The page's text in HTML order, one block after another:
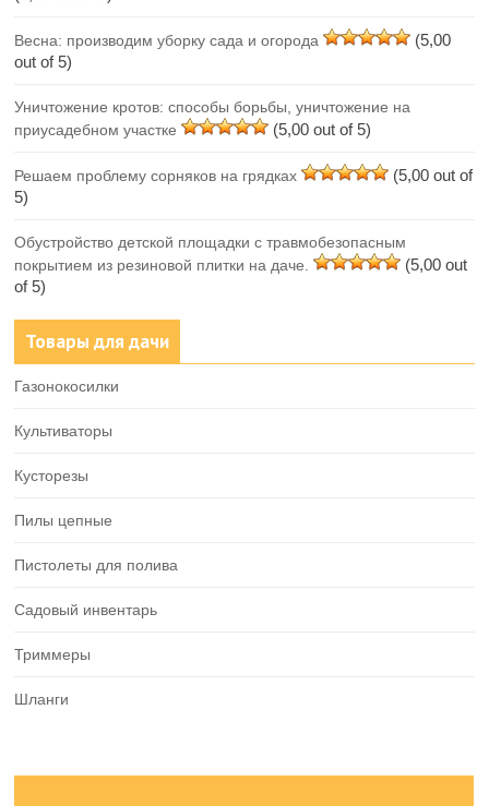
Весна: производим уборку сада и огорода
(5,00
out of 5)
Уничтожение кротов: способы борьбы, уничтожение на
приусадебном участке
(5,00 out of 5)
Решаем проблему сорняков на грядках
(5,00 out of
5)
Обустройство детской площадки с травмобезопасным
покрытием из резиновой плитки на даче.
(5,00 out
of 5)
Товары для дачи
Газонокосилки
Культиваторы
Кусторезы
Пилы цепные
Пистолеты для полива
Садовый инвентарь
Триммеры
Шланги